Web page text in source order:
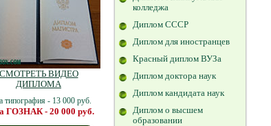
СМОТРЕТЬ ВИДЕО
ДИПЛОМА
типография - 13 000 руб.
ГОЗНАК - 20 000 руб.
колледжа
Диплом СССР
Диплом для иностранцев
Красный диплом ВУЗа
Диплом доктора наук
Диплом кандидата наук
Диплом о высшем
образовании